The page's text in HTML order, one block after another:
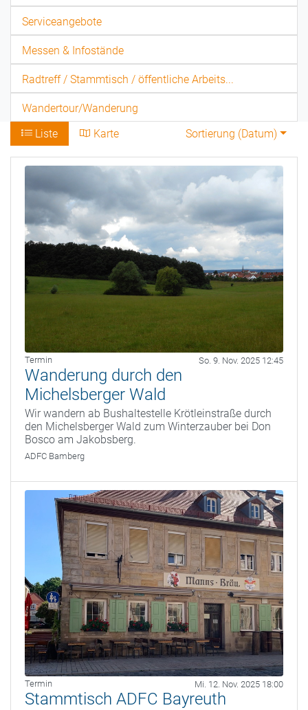
Serviceangebote
Messen & Infostände
Radtreff / Stammtisch / öffentliche Arbeits...
Wandertour/Wanderung
Liste
Karte Sortierung (Datum)
Termin So. 9. Nov. 2025 12:45
Wanderung durch den
Michelsberger Wald
Wir wandern ab Bushaltestelle Krötleinstraße durch
den Michelsberger Wald zum Winterzauber bei Don
Bosco am Jakobsberg.
ADFC Bamberg
Termin Mi. 12. Nov. 2025 18:00
Stammtisch ADFC Bayreuth